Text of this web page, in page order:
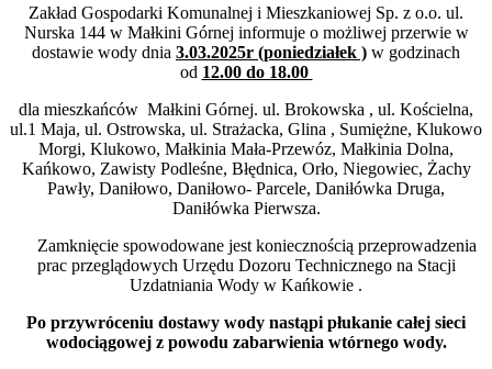
Zakład Gospodarki Komunalnej i Mieszkaniowej Sp. z o.o. ul.
Nurska 144 w Małkini Górnej informuje o możliwej przerwie w
dostawie wody dnia 3.03.2025r (poniedziałek ) w godzinach
od 12.00 do 18.00
dla mieszkańców Małkini Górnej. ul. Brokowska , ul. Kościelna,
ul.1 Maja, ul. Ostrowska, ul. Strażacka, Glina , Sumiężne, Klukowo
Morgi, Klukowo, Małkinia Mała-Przewóz, Małkinia Dolna,
Kańkowo, Zawisty Podleśne, Błędnica, Orło, Niegowiec, Żachy
Pawły, Daniłowo, Daniłowo- Parcele, Daniłówka Druga,
Daniłówka Pierwsza.
Zamknięcie spowodowane jest koniecznością przeprowadzenia
prac przeglądowych Urzędu Dozoru Technicznego na Stacji
Uzdatniania Wody w Kańkowie .
Po przywróceniu dostawy wody nastąpi płukanie całej sieci
wodociągowej z powodu zabarwienia wtórnego wody.